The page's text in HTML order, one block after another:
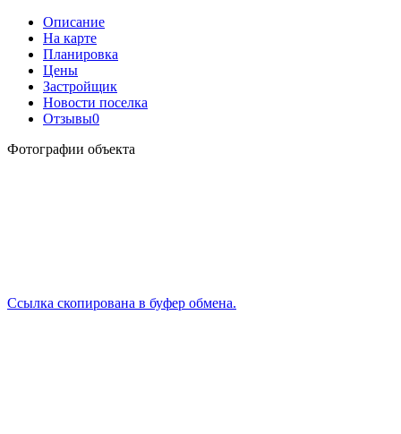
Описание
На карте
Планировка
Цены
Застройщик
Новости поселка
Отзывы0
Фотографии объекта
Ссылка скопирована в буфер обмена.